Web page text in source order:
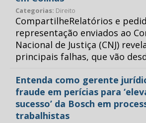
Categorias: Direito
CompartilheRelatórios e
representação enviados ao
Nacional de Justiça (CNJ)
principais falhas, que vão
Entenda como gerente
fraude em perícias para
sucesso’ da Bosch em
trabalhistas